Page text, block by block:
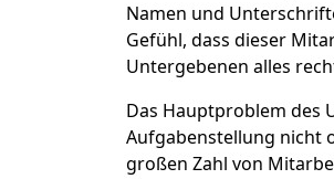
Namen und
Gefühl, dass dieser
Untergebenen alles
Das Hauptproblem des
Aufgabenstellung nicht
großen Zahl von